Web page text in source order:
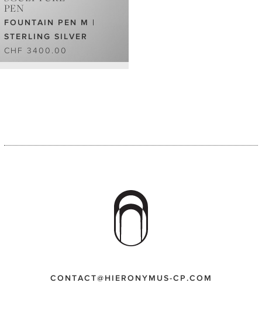
PEN
FOUNTAIN PEN M |
STERLING SILVER
CHF 3400.00
CONTACT@HIERONYMUS-CP.COM